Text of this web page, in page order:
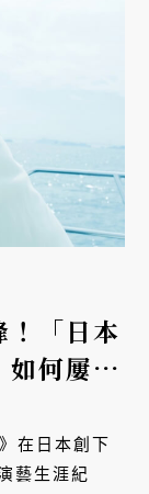
！「日本
何屢次
推銷日
在日本創下
藝生涯紀